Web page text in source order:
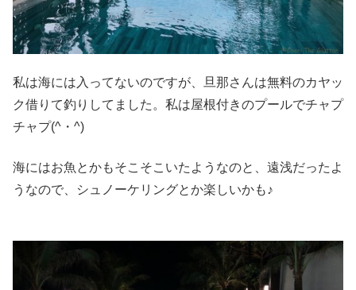
私は海には入ってないのですが、旦那さんは無料のカヤッ
ク借りて釣りしてました。私は屋根付きのプールでチャプ
チャプ(^・^)
海にはお魚とかもそこそこいたようなのと、遠浅だったよ
うなので、シュノーケリングとか楽しいかも♪